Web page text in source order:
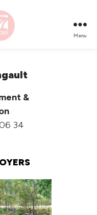
Menu
&
34